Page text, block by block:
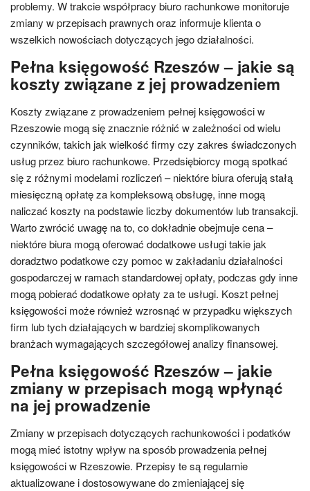
problemy. W trakcie współpracy biuro rachunkowe monitoruje
zmiany w przepisach prawnych oraz informuje klienta o
wszelkich nowościach dotyczących jego działalności.
Pełna księgowość Rzeszów – jakie są
koszty związane z jej prowadzeniem
Koszty związane z prowadzeniem pełnej księgowości w
Rzeszowie mogą się znacznie różnić w zależności od wielu
czynników, takich jak wielkość firmy czy zakres świadczonych
usług przez biuro rachunkowe. Przedsiębiorcy mogą spotkać
się z różnymi modelami rozliczeń – niektóre biura oferują stałą
miesięczną opłatę za kompleksową obsługę, inne mogą
naliczać koszty na podstawie liczby dokumentów lub transakcji.
Warto zwrócić uwagę na to, co dokładnie obejmuje cena –
niektóre biura mogą oferować dodatkowe usługi takie jak
doradztwo podatkowe czy pomoc w zakładaniu działalności
gospodarczej w ramach standardowej opłaty, podczas gdy inne
mogą pobierać dodatkowe opłaty za te usługi. Koszt pełnej
księgowości może również wzrosnąć w przypadku większych
firm lub tych działających w bardziej skomplikowanych
branżach wymagających szczegółowej analizy finansowej.
Pełna księgowość Rzeszów – jakie
zmiany w przepisach mogą wpłynąć
na jej prowadzenie
Zmiany w przepisach dotyczących rachunkowości i podatków
mogą mieć istotny wpływ na sposób prowadzenia pełnej
księgowości w Rzeszowie. Przepisy te są regularnie
aktualizowane i dostosowywane do zmieniającej się